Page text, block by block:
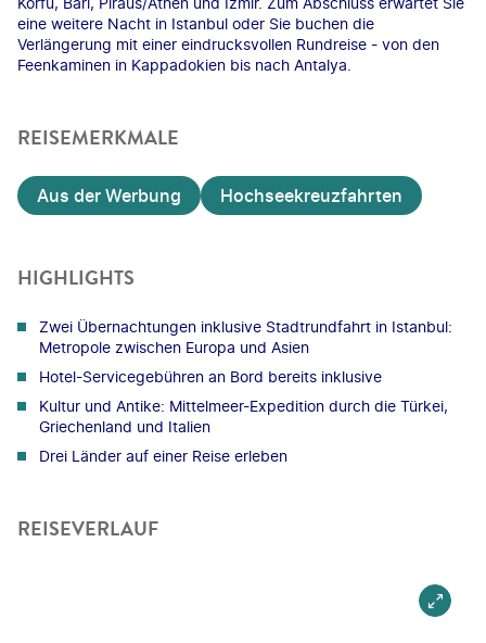
eine weitere Nacht in Istanbul oder Sie buchen die
Verlängerung mit einer eindrucksvollen Rundreise - von den
Feenkaminen in Kappadokien bis nach Antalya.
REISEMERKMALE
Aus der Werbung Hochseekreuzfahrten
HIGHLIGHTS
Zwei Übernachtungen inklusive Stadtrundfahrt in Istanbul:
Metropole zwischen Europa und Asien
Hotel-Servicegebühren an Bord bereits inklusive
Kultur und Antike: Mittelmeer-Expedition durch die Türkei,
Griechenland und Italien
Drei Länder auf einer Reise erleben
REISEVERLAUF